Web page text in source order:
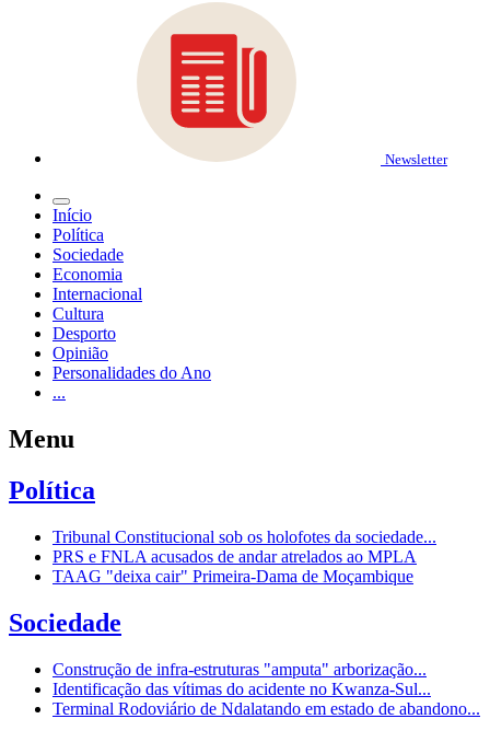
Newsletter
Início
Política
Sociedade
Economia
Internacional
Cultura
Desporto
Opinião
Personalidades do Ano
...
Menu
Política
Tribunal Constitucional sob os holofotes da sociedade...
PRS e FNLA acusados de andar atrelados ao MPLA
TAAG "deixa cair" Primeira-Dama de Moçambique
Sociedade
Construção de infra-estruturas "amputa" arborização...
Identificação das vítimas do acidente no Kwanza-Sul...
Terminal Rodoviário de Ndalatando em estado de abandono...